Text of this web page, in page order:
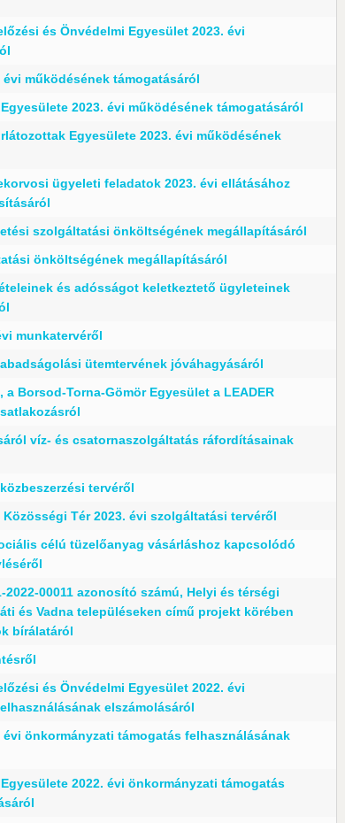
és Önvédelmi Egyesület 2023. évi
évi működésének támogatásáról
2023. évi működésének támogatásáról
Egyesülete 2023. évi működésének
ügyeleti feladatok 2023. évi ellátásához
szolgáltatási önköltségének megállapításáról
önköltségének megállapításáról
és adósságot keletkeztető ügyleteinek
munkatervéről
ütemtervének jóváhagyásáról
a Borsod-Torna-Gömör Egyesület a LEADER
víz- és csatornaszolgáltatás ráfordításainak
tervéről
Tér 2023. évi szolgáltatási tervéről
célú tüzelőanyag vásárláshoz kapcsolódó
2022-00011 azonosító számú, Helyi és térségi
és Vadna településeken című projekt körében
bírálatáról
és Önvédelmi Egyesület 2022. évi
elszámolásáról
évi önkormányzati támogatás felhasználásának
2022. évi önkormányzati támogatás